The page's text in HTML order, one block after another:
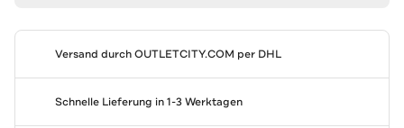
Versand durchOUTLETCITY.COM per DHL
Schnelle Lieferung in 1-3 Werktagen